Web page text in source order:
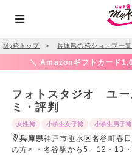
My袴トップ ＞ 兵庫県の袴ショップ一覧
＼ Amazonギフトカード
フォトスタジオ ユー
ミ・評判
女性袴 小学生女子袴 小学生男子袴
兵庫県神戸市垂水区名谷町春
の方> ・名谷駅から5・12・13